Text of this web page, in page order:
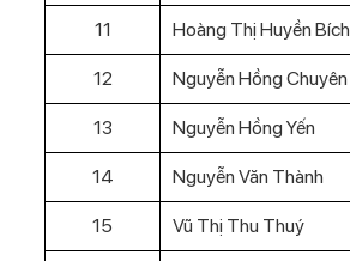
11 Hoàng Thị Huyền Bích
12 Nguyễn Hồng Chuyên
13 Nguyễn Hồng Yến
14 Nguyễn Văn Thành
15 Vũ Thị Thu Thuý